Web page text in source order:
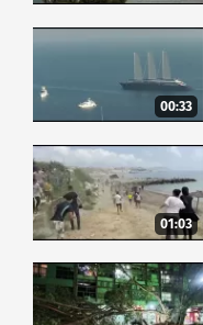
00:33
01:03